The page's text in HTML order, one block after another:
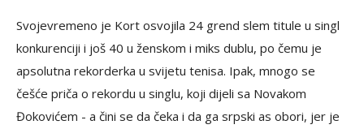
Svojevremeno je Kort osvojila 24 grend slem titule u singl
konkurenciji i još 40 u ženskom i miks dublu, po čemu je
apsolutna rekorderka u svijetu tenisa. Ipak, mnogo se
češće priča o rekordu u singlu, koji dijeli sa Novakom
Đokovićem - a čini se da čeka i da ga srpski as obori, jer je